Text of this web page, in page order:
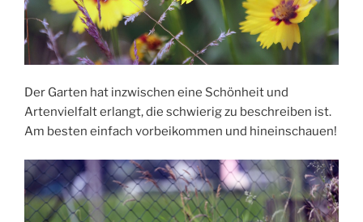
Der Garten hat inzwischen eine Schönheit und
Artenvielfalt erlangt, die schwierig zu beschreiben ist.
Am besten einfach vorbeikommen und hineinschauen!